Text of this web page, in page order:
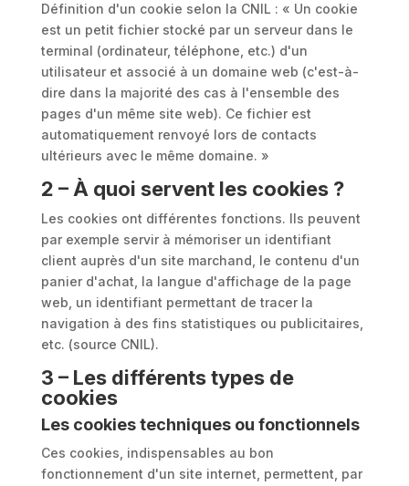
Définition d'un cookie selon la CNIL : « Un cookie
est un petit fichier stocké par un serveur dans le
terminal (ordinateur, téléphone, etc.) d'un
utilisateur et associé à un domaine web (c'est-à-
dire dans la majorité des cas à l'ensemble des
pages d'un même site web). Ce fichier est
automatiquement renvoyé lors de contacts
ultérieurs avec le même domaine. »
2 – À quoi servent les cookies ?
Les cookies ont différentes fonctions. Ils peuvent
par exemple servir à mémoriser un identifiant
client auprès d'un site marchand, le contenu d'un
panier d'achat, la langue d'affichage de la page
web, un identifiant permettant de tracer la
navigation à des fins statistiques ou publicitaires,
etc. (source CNIL).
3 – Les différents types de
cookies
Les cookies techniques ou fonctionnels
Ces cookies, indispensables au bon
fonctionnement d'un site internet, permettent, par